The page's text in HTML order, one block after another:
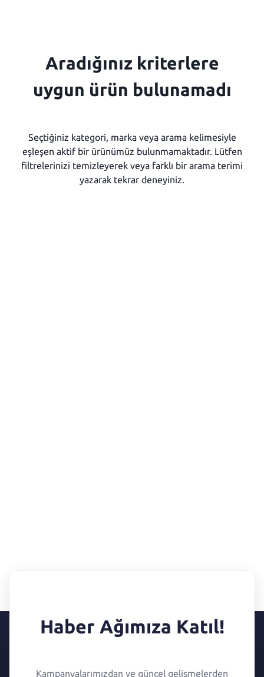
Aradığınız kriterlere
uygun ürün bulunamadı
Seçtiğiniz kategori, marka veya arama kelimesiyle
eşleşen aktif bir ürünümüz bulunmamaktadır. Lütfen
filtrelerinizi temizleyerek veya farklı bir arama terimi
yazarak tekrar deneyiniz.
Haber Ağımıza Katıl!
Kampanyalarımızdan ve güncel gelişmelerden